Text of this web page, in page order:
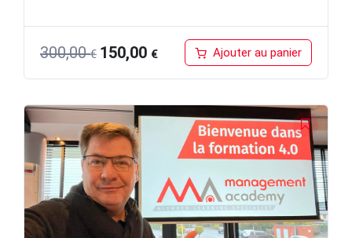
300,00€ Le
était :
300,00 €.
150,00 €Le
est :
150,00 €.
Ajouter au panier